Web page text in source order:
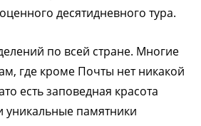
десятидневного тура.
по всей стране. Многие
где кроме Почты нет никакой
есть заповедная красота
уникальные памятники